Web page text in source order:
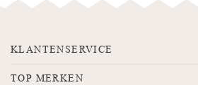
KLANTENSERVICE
TOP MERKEN